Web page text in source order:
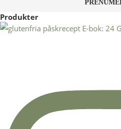
Produkter
E-bok: 24